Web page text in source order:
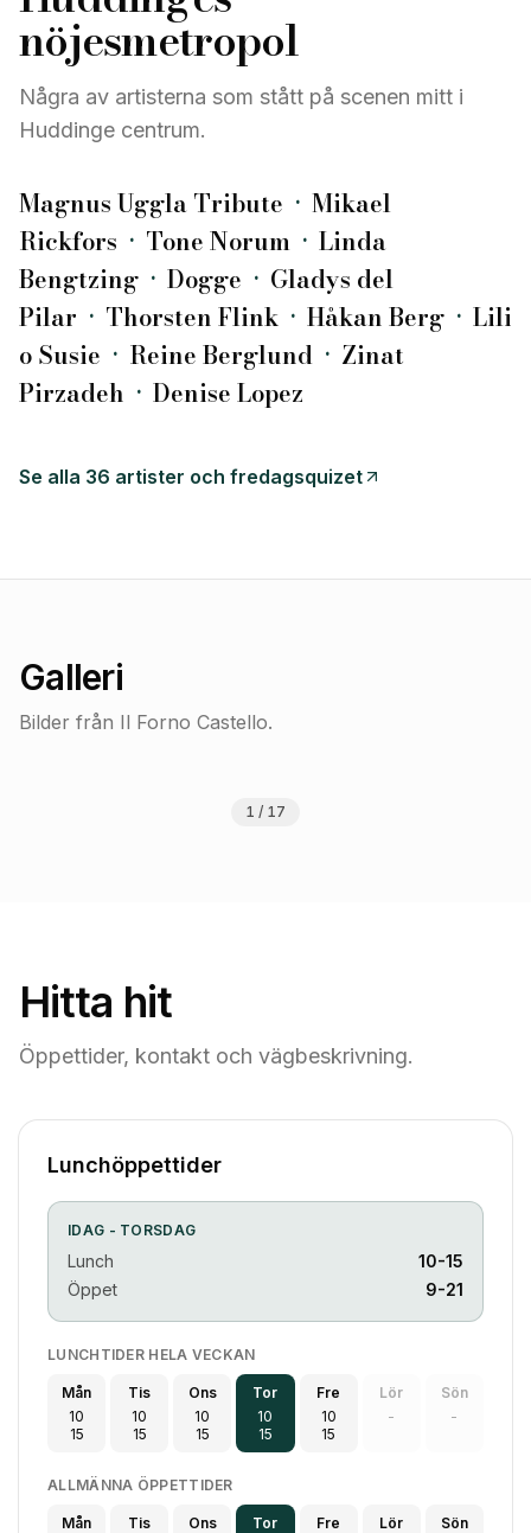
nöjesmetropol
Några av artisterna som stått på scenen mitt i
Huddinge centrum.
Magnus Uggla Tribute · Mikael
Rickfors · Tone Norum · Linda
Bengtzing · Dogge · Gladys del
Pilar · Thorsten Flink · Håkan Berg · Lili
o Susie · Reine Berglund · Zinat
Pirzadeh · Denise Lopez
Se alla 36 artister och fredagsquizet
Galleri
Bilder från Il Forno Castello.
1 / 17
Hitta hit
Öppettider, kontakt och vägbeskrivning.
Lunchöppettider
IDAG - TORSDAG
Lunch
10-15
Öppet
9-21
LUNCHTIDER HELA VECKAN
Mån
10
15
Tis
10
15
Ons
10
15
Tor
10
15
Fre
10
15
Lör
-
Sön
-
ALLMÄNNA ÖPPETTIDER
Mån
Tis
Ons
Tor
Fre
Lör
Sön